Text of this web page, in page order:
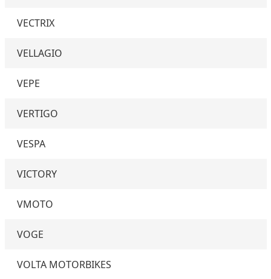
VECTRIX
VELLAGIO
VEPE
VERTIGO
VESPA
VICTORY
VMOTO
VOGE
VOLTA MOTORBIKES